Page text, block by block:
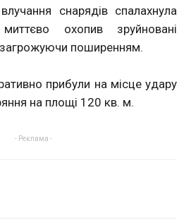
снарядів спалахнула
охопив зруйновані
загрожуючи поширенням.
прибули на місце удару
на площі 120 кв. м.
- Реклама -